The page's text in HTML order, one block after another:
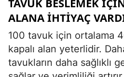
ALANA IHTIYAÇ
100 tavuk için ortalama
kapalı alan yeterlidir.
tavukların daha sağlıklı